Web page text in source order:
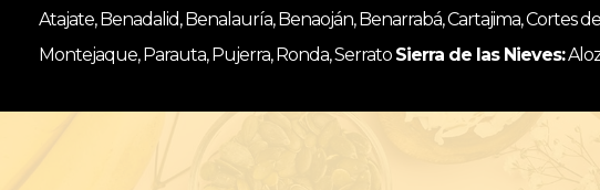
Atajate, Benadalid, Benalauría, Benaoján, Benarrabá, Cartajima, Cortes
Montejaque, Parauta, Pujerra, Ronda, Serrato Sierra de las Nieves: